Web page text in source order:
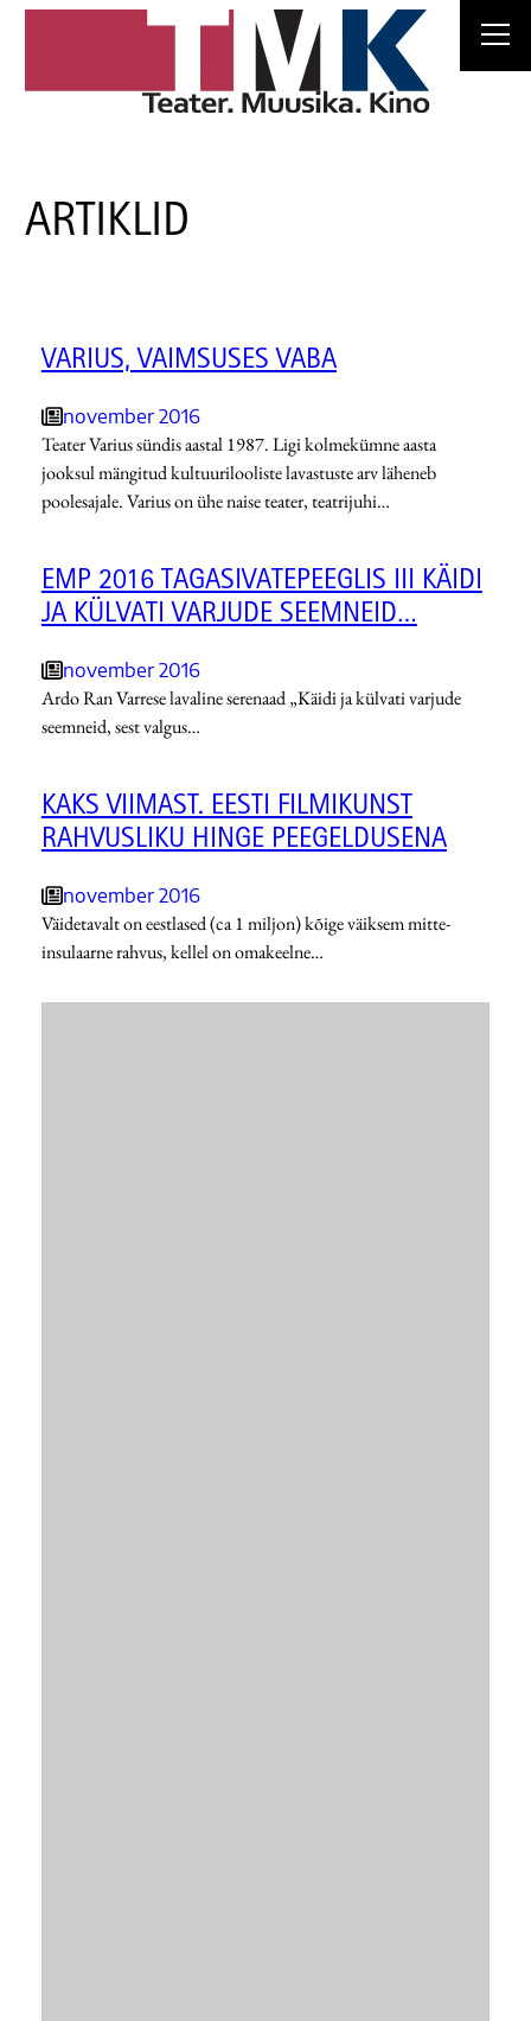
ARTIKLID
VARIUS, VAIMSUSES VABA
november 2016
Teater Varius sündis aastal 1987. Ligi kolmekümne aasta
jooksul mängitud kultuurilooliste lavastuste arv läheneb
poolesajale. Varius on ühe naise teater, teatrijuhi…
EMP 2016 TAGASIVATEPEEGLIS III KÄIDI
JA KÜLVATI VARJUDE SEEMNEID…
november 2016
Ardo Ran Varrese lavaline serenaad „Käidi ja külvati varjude
seemneid, sest valgus…
KAKS VIIMAST. EESTI FILMIKUNST
RAHVUSLIKU HINGE PEEGELDUSENA
november 2016
Väidetavalt on eestlased (ca 1 miljon) kõige väiksem mitte-
insulaarne rahvus, kellel on omakeelne…